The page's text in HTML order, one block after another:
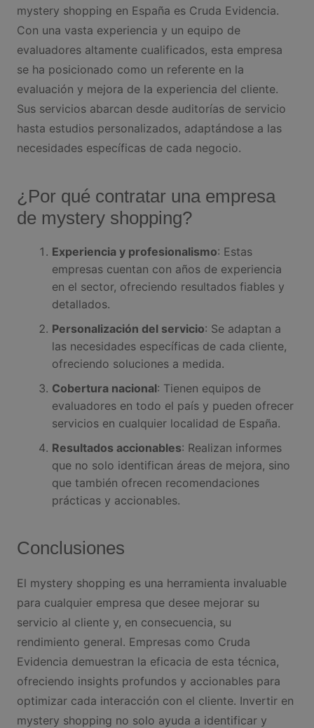
mystery shopping en España es Cruda Evidencia.
Con una vasta experiencia y un equipo de
evaluadores altamente cualificados, esta empresa
se ha posicionado como un referente en la
evaluación y mejora de la experiencia del cliente.
Sus servicios abarcan desde auditorías de servicio
hasta estudios personalizados, adaptándose a las
necesidades específicas de cada negocio.
¿Por qué contratar una empresa
de mystery shopping?
Experiencia y profesionalismo: Estas
empresas cuentan con años de experiencia
en el sector, ofreciendo resultados fiables y
detallados.
Personalización del servicio: Se adaptan a
las necesidades específicas de cada cliente,
ofreciendo soluciones a medida.
Cobertura nacional: Tienen equipos de
evaluadores en todo el país y pueden ofrecer
servicios en cualquier localidad de España.
Resultados accionables: Realizan informes
que no solo identifican áreas de mejora, sino
que también ofrecen recomendaciones
prácticas y accionables.
Conclusiones
El mystery shopping es una herramienta invaluable
para cualquier empresa que desee mejorar su
servicio al cliente y, en consecuencia, su
rendimiento general. Empresas como Cruda
Evidencia demuestran la eficacia de esta técnica,
ofreciendo insights profundos y accionables para
optimizar cada interacción con el cliente. Invertir en
mystery shopping no solo ayuda a identificar y